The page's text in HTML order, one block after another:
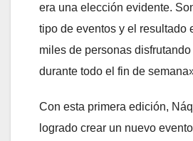
era una elección evidente.
tipo de eventos y el resultado
miles de personas
durante todo el fin de
Con esta primera edición,
logrado crear un nuevo